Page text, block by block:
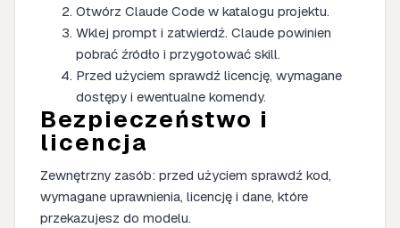
Otwórz Claude Code w katalogu projektu.
Wklej prompt i zatwierdź. Claude powinien
pobrać źródło i przygotować skill.
Przed użyciem sprawdź licencję, wymagane
dostępy i ewentualne komendy.
Bezpieczeństwo i
licencja
Zewnętrzny zasób: przed użyciem sprawdź kod,
wymagane uprawnienia, licencję i dane, które
przekazujesz do modelu.